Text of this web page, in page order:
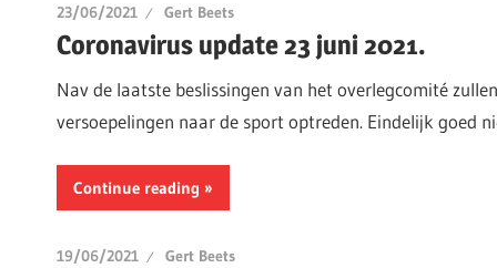
23/06/2021 Gert Beets
Coronavirus update 23 juni 2021.
Nav de laatste beslissingen van het overlegcomité
versoepelingen naar de sport optreden. Eindelijk goed
Continue reading
19/06/2021 Gert Beets